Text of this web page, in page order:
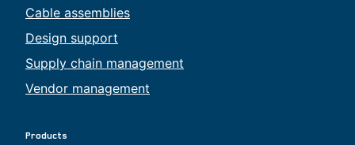
Cable assemblies
Design support
Supply chain management
Vendor management
Products